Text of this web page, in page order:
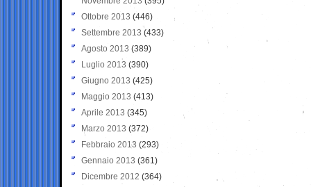
Ottobre 2013 (446)
Settembre 2013 (433)
Agosto 2013 (389)
Luglio 2013 (390)
Giugno 2013 (425)
Maggio 2013 (413)
Aprile 2013 (345)
Marzo 2013 (372)
Febbraio 2013 (293)
Gennaio 2013 (361)
Dicembre 2012 (364)